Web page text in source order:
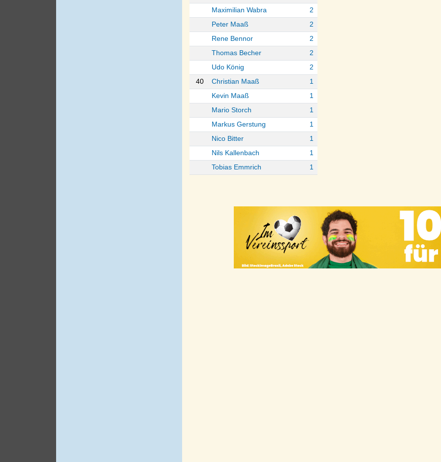
Maximilian Wabra
2
Peter Maaß
2
Rene Bennor
2
Thomas Becher
2
Udo König
2
40
Christian Maaß
1
Kevin Maaß
1
Mario Storch
1
Markus Gerstung
1
Nico Bitter
1
Nils Kallenbach
1
Tobias Emmrich
1